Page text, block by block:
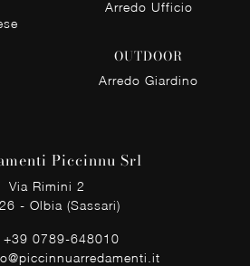
Arredo Ufficio
OUTDOOR
Arredo Giardino
Piccinnu Srl
Via Rimini 2
- Olbia (Sassari)
+39 0789-648010